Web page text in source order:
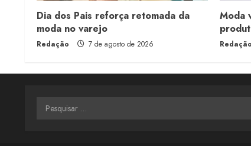
Dia dos Pais reforça retomada da
moda no varejo
Redação 7 de agosto de 2026
Moda
Redação
Pesquisar